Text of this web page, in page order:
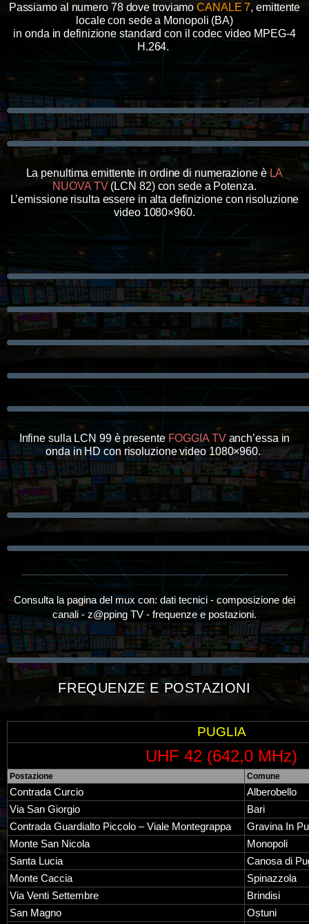
Passiamo al numero 78 dove troviamoCANALE 7, emittente
locale con sede a Monopoli (BA)
in onda in definizione standard con il codec video MPEG-4
H.264.
La penultima emittente in ordine di numerazione è LA
NUOVA TV(LCN 82) con sede a Potenza.
L’emissione risulta essere in alta definizione con risoluzione
video 1080×960.
Infine sulla LCN 99 è presente FOGGIA TVanch’essa in
onda in HD con risoluzione video 1080×960.
Consulta la pagina del mux con: dati tecnici - composizione dei
canali - z@pping TV - frequenze e postazioni.
FREQUENZE E POSTAZIONI
PUGLIA
UHF 42 (642,0 MHz)
Postazione Comune
Contrada Curcio
Alberobello
Via San Giorgio
Bari
Contrada Guardialto Piccolo – Viale Montegrappa
Gravina In
Monte San Nicola
Monopoli
Santa Lucia
Canosa di
Monte Caccia
Spinazzola
Via Venti Settembre
Brindisi
San Magno
Ostuni